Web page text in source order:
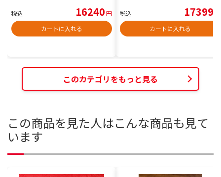
税込 16240円
カートに入れる
税込 17399
カートに入れる
このカテゴリをもっと見る
この商品を見た人はこんな商品も見て
います